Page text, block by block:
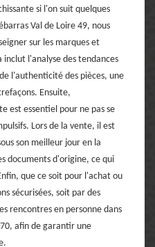
si l'on suit quelques
Val de Loire 49, nous
sur les marques et
inclut l'analyse des tendances
l'authenticité des pièces, une
Ensuite,
est essentiel pour ne pas se
Lors de la vente, il est
son meilleur jour en la
documents d'origine, ce qui
que ce soit pour l'achat ou
sécurisées, soit par des
rencontres en personne dans
afin de garantir une